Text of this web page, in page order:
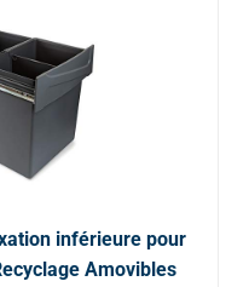
inférieure pour
Amovibles